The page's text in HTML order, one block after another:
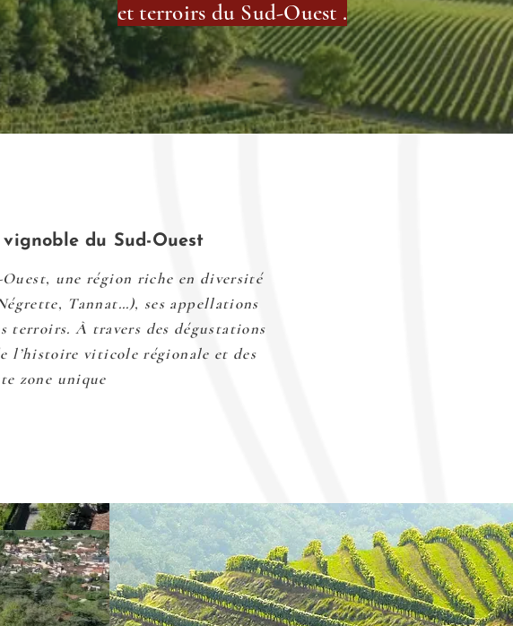
et terroirs du Sud-Ouest .
du Sud-Ouest
une région riche en diversité
Tannat…), ses appellations
terroirs. À travers des dégustations
l’histoire viticole régionale et des
zone unique